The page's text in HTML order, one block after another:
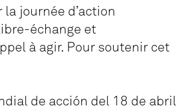
journée d’action
échange et
à agir. Pour soutenir cet
de acción del 18 de abril